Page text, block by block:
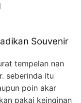
Souvenir
tempelan nan
seberinda itu
poin akar
pakai keinginan